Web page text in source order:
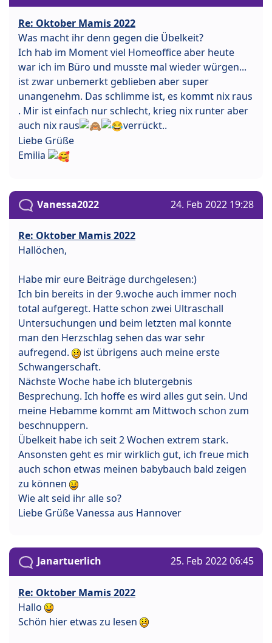
Re: Oktober Mamis 2022
Was macht ihr denn gegen die Übelkeit?
Ich hab im Moment viel Homeoffice aber heute
war ich im Büro und musste mal wieder würgen...
ist zwar unbemerkt geblieben aber super
unangenehm. Das schlimme ist, es kommt nix raus
. Mir ist einfach nur schlecht, krieg nix runter aber
auch nix raus
verrückt..
Liebe Grüße
Emilia
Vanessa2022 24. Feb 2022 19:28
Re: Oktober Mamis 2022
Hallöchen,
Habe mir eure Beiträge durchgelesen:)
Ich bin bereits in der 9.woche auch immer noch
total aufgeregt. Hatte schon zwei Ultraschall
Untersuchungen und beim letzten mal konnte
man den Herzschlag sehen das war sehr
aufregend.
ist übrigens auch meine erste
Schwangerschaft.
Nächste Woche habe ich blutergebnis
Besprechung. Ich hoffe es wird alles gut sein. Und
meine Hebamme kommt am Mittwoch schon zum
beschnuppern.
Übelkeit habe ich seit 2 Wochen extrem stark.
Ansonsten geht es mir wirklich gut, ich freue mich
auch schon etwas meinen babybauch bald zeigen
zu können
Wie alt seid ihr alle so?
Liebe Grüße Vanessa aus Hannover
Janartuerlich 25. Feb 2022 06:45
Re: Oktober Mamis 2022
Hallo
Schön hier etwas zu lesen